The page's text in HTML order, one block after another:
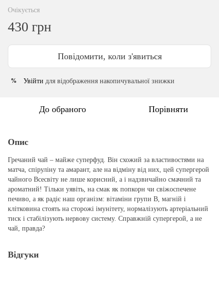
Очікується
430 грн
Повідомити, коли з'явиться
% Увійти для відображення накопичувальної знижки
До обраного Порівняти
Опис
Гречаний чай – майже суперфуд. Він схожий за властивостями на
матча, спіруліну та амарант, але на відміну від них, цей супергерой
чайного Всесвіту не лише корисний, а і надзвичайно смачний та
ароматний! Тільки уявіть, на смак як попкорн чи свіжоспечене
печиво, а як радіє наш організм: вітаміни групи В, магній і
клітковина стоять на сторожі імунітету, нормалізують артеріальний
тиск і стабілізують нервову систему. Справжній супергерой, а не
чай, правда?
Відгуки